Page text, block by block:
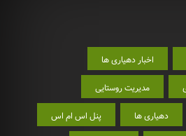
اخبار دهیاری ها
مدیریت روستایی
دهیاری ها پنل اس ام اس